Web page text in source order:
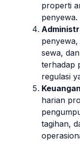
properti
penyewa.
sewa,
terhadap
regulasi
Keuangan
harian
tagihan,